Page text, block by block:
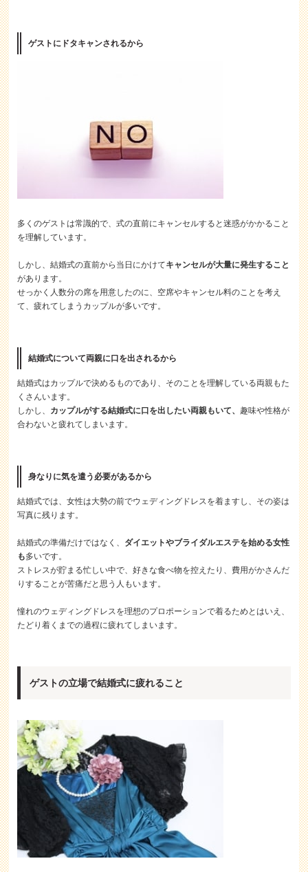
ゲストにドタキャンされるから
多くのゲストは常識的で、式の直前にキャンセルすると迷惑がかかること
を理解しています。
しかし、結婚式の直前から当日にかけてキャンセルが大量に発生すること
があります。
せっかく人数分の席を用意したのに、空席やキャンセル料のことを考え
て、疲れてしまうカップルが多いです。
結婚式について両親に口を出されるから
結婚式はカップルで決めるものであり、そのことを理解している両親もた
くさんいます。
しかし、 カップルがする結婚式に口を出したい両親もいて、 趣味や性格が
合わないと疲れてしまいます。
身なりに気を遣う必要があるから
結婚式では、女性は大勢の前でウェディングドレスを着ますし、その姿は
写真に残ります。
結婚式の準備だけではなく、 ダイエットやブライダルエステを始める女性
も多いです。
ストレスが貯まる忙しい中で、好きな食べ物を控えたり、費用がかさんだ
りすることが苦痛だと思う人もいます。
憧れのウェディングドレスを理想のプロポーションで着るためとはいえ、
たどり着くまでの過程に疲れてしまいます。
ゲストの立場で結婚式に疲れること